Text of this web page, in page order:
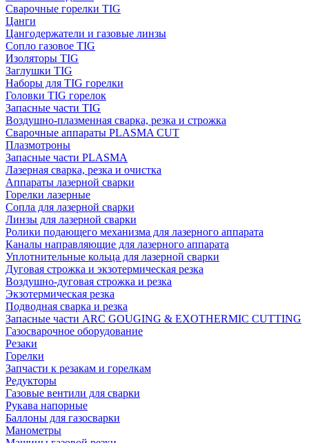
Сварочные горелки TIG
Цанги
Цангодержатели и газовые линзы
Сопло газовое TIG
Изоляторы TIG
Заглушки TIG
Наборы для TIG горелки
Головки TIG горелок
Запасные части TIG
Воздушно-плазменная сварка, резка и строжка
Сварочные аппараты PLASMA CUT
Плазмотроны
Запасные части PLASMA
Лазерная сварка, резка и очистка
Аппараты лазерной сварки
Горелки лазерные
Сопла для лазерной сварки
Линзы для лазерной сварки
Ролики подающего механизма для лазерного аппарата
Каналы направляющие для лазерного аппарата
Уплотнительные кольца для лазерной сварки
Дуговая строжка и экзотермическая резка
Воздушно-дуговая строжка и резка
Экзотермическая резка
Подводная сварка и резка
Запасные части ARC GOUGING & EXOTHERMIC CUTTING
Газосварочное оборудование
Резаки
Горелки
Запчасти к резакам и горелкам
Редукторы
Газовые вентили для сварки
Рукава напорные
Баллоны для газосварки
Манометры